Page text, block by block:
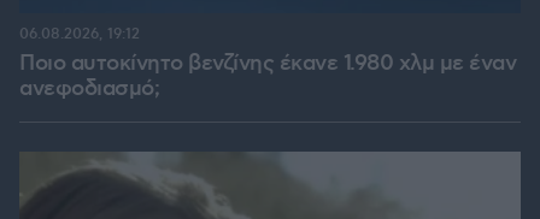
Ποιο αυτοκίνητο βενζίνης έκανε 1.980 χλμ με έναν
ανεφοδιασμό;
06.08.2026, 19:12